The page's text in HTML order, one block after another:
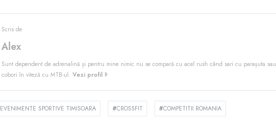
Scris de
Alex
Sunt dependent de adrenalină și pentru mine nimic nu se compară cu acel rush când sari cu parașuta sau
cobori în viteză cu MTB-ul. Vezi profil
EVENIMENTE SPORTIVE TIMISOARA #CROSSFIT #COMPETITII ROMANIA